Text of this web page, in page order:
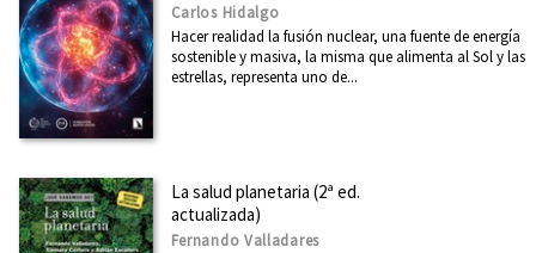
Carlos Hidalgo
Hacer realidad la fusión nuclear, una fuente de energía
sostenible y masiva, la misma que alimenta al Sol y las
estrellas, representa uno de...
La salud planetaria (2ª ed.
actualizada)
Fernando Valladares